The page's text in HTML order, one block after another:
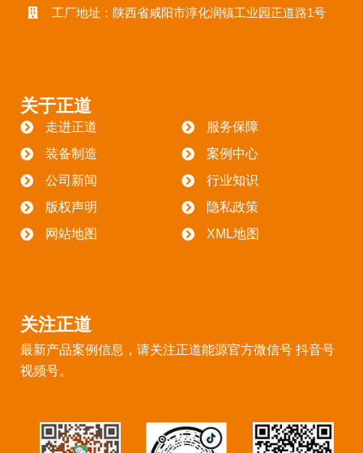
工厂地址：陕西省咸阳市淳化润镇工业园正道路1号
关于正道
走进正道
服务保障
装备制造
案例中心
公司新闻
行业知识
版权声明
隐私政策
网站地图
XML地图
关注正道
最新产品案例信息，请关注正道能源官方微信号 抖音号
视频号。